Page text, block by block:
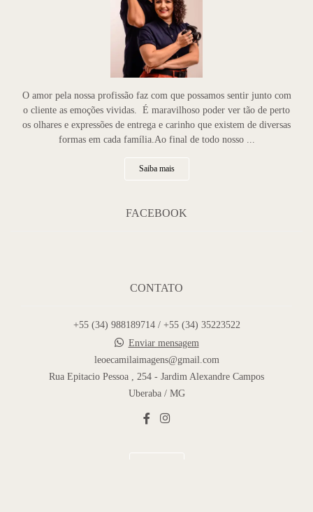
O amor pela nossa profissão faz com que possamos sentir junto com
o cliente as emoções vividas. É maravilhoso poder ver tão de perto
os olhares e expressões de entrega e carinho que existem de diversas
formas em cada família.Ao final de todo nosso ...
Saiba mais
FACEBOOK
CONTATO
+55 (34) 988189714 / +55 (34) 35223522
Enviar mensagem
leoecamilaimagens@gmail.com
Rua Epitacio Pessoa , 254 - Jardim Alexandre Campos
Uberaba / MG